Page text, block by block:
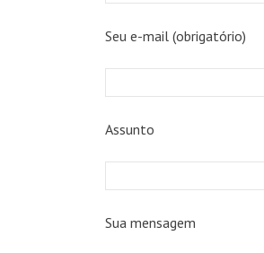
Seu e-mail (obrigatório)
Assunto
Sua mensagem